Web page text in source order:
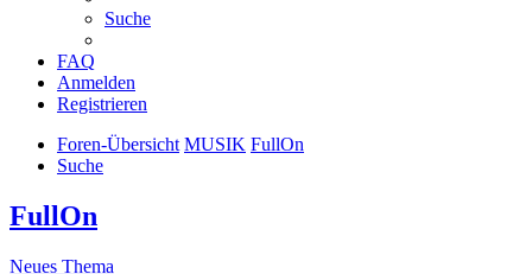
Suche
FAQ
Anmelden
Registrieren
Foren-Übersicht MUSIK FullOn
Suche
FullOn
Neues Thema